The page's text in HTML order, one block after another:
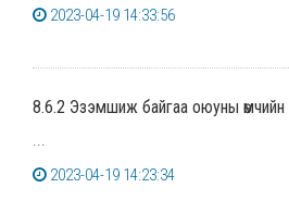
2023-04-19 14:33:56
8.6.2 Эзэмшиж байгаа оюуны өмчийн
...
2023-04-19 14:23:34